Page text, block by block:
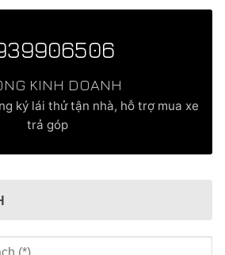
KINH DOANH
ký lái thử tận nhà, hỗ trợ mua xe
trả góp